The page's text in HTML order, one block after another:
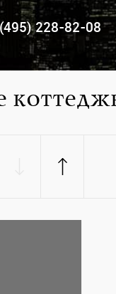
228-82-08